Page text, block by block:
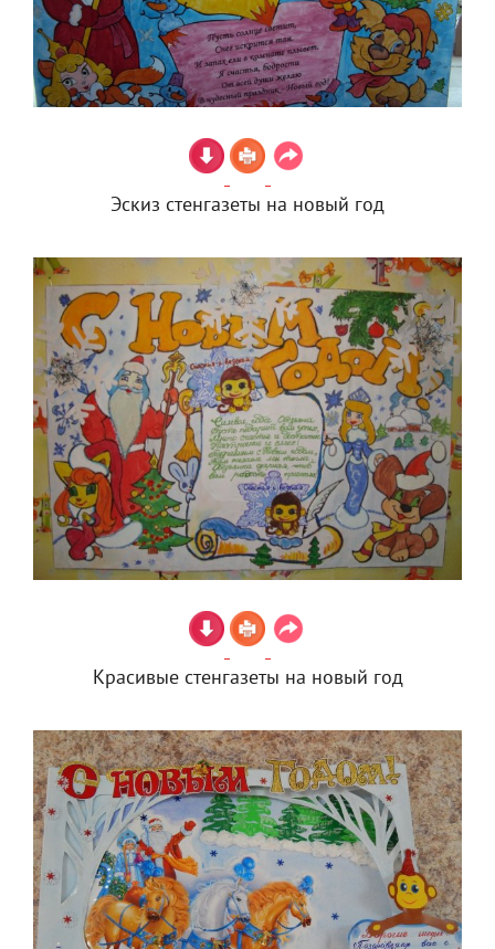
Эскиз стенгазеты на новый год
Красивые стенгазеты на новый год